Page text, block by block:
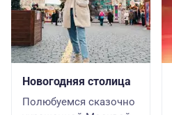
Новогодняя столица
Полюбуемся сказочно